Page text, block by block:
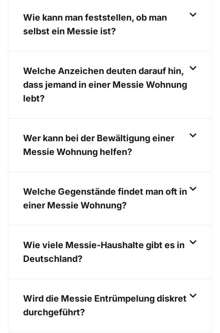
Wie kann man feststellen, ob man
selbst ein Messie ist?
Welche Anzeichen deuten darauf hin,
dass jemand in einer Messie Wohnung
lebt?
Wer kann bei der Bewältigung einer
Messie Wohnung helfen?
Welche Gegenstände findet man oft in
einer Messie Wohnung?
Wie viele Messie-Haushalte gibt es in
Deutschland?
Wird die Messie Entrümpelung diskret
durchgeführt?